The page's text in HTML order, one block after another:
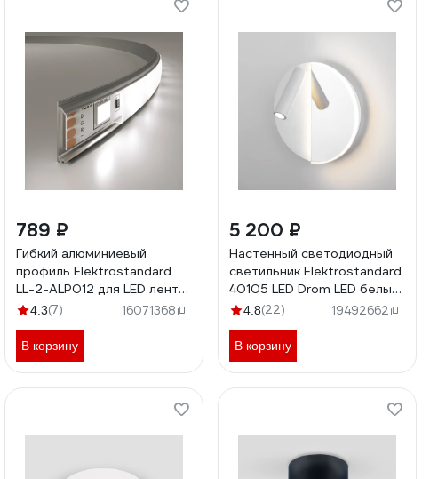
789 ₽
Гибкий алюминиевый
профиль Elektrostandard
LL-2-ALP012 для LED ленты
(под ленту до 10mm)
4.3(7) 16071368
В корзину
5 200 ₽
Настенный светодиодный
светильник Elektrostandard
40105 LED Drom LED белый
хром a055361
4.8(22) 19492662
В корзину